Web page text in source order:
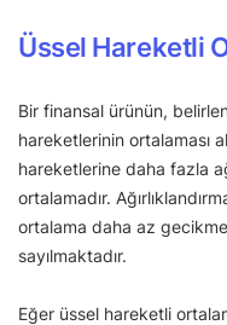
Üssel Hareketli
Bir finansal ürünün,
hareketlerinin ortalaması
hareketlerine daha fazla
ortalamadır.
ortalama daha az
sayılmaktadır.
Eğer üssel hareketli